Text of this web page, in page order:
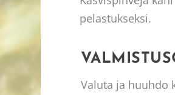
pelastukseksi.
Valuta ja huuhdo